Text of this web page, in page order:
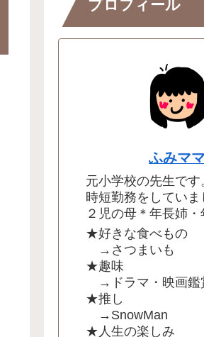
プロフィール
ふみママ
元小学校の先生です
時短勤務をしていま
２児の母＊年長姉・
★好きな食べもの
→さつまいも
★趣味
→ドラマ・映画鑑
★推し
→SnowMan
★人生の楽しみ